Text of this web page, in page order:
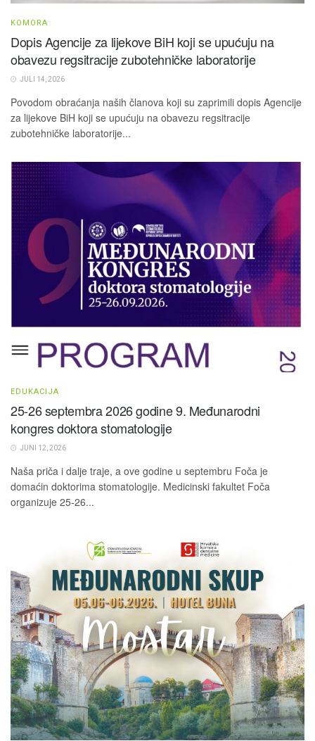
KOMORA
Dopis Agencije za lijekove BiH koji se upućuju na
obavezu regsitracije zubotehničke laboratorije
JULI 14, 2026
Povodom obraćanja naših članova koji su zaprimili dopis Agencije
za lijekove BiH koji se upućuju na obavezu regsitracije
zubotehničke laboratorije...
EDUKACIJA
25-26 septembra 2026 godine 9. Međunarodni
kongres doktora stomatologije
JUNI 12, 2026
Naša priča i dalje traje, a ove godine u septembru Foča je
domaćin doktorima stomatologije. Medicinski fakultet Foča
organizuje 25-26...